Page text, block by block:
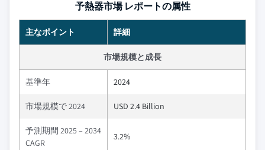
予熱器市場 レポートの属性
主なポイント 詳細
市場規模と成長
基準年 2024
市場規模で 2024 USD 2.4 Billion
予測期間 2025 – 2034
CAGR
3.2%